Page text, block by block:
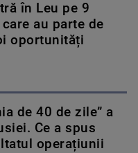
în Leu pe 9
au parte de
oportunități
de 40 de zile” a
Ce a spus
operațiunii